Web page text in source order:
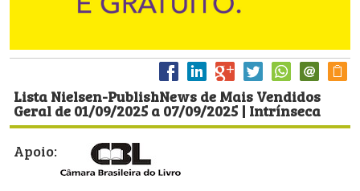
Lista Nielsen-PublishNews de Mais Vendidos
Geral de 01/09/2025 a 07/09/2025 | Intrínseca
Apoio: